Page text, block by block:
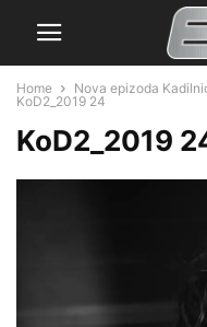
Home
Nova epizoda
KoD2_2019 24
KoD2_2019